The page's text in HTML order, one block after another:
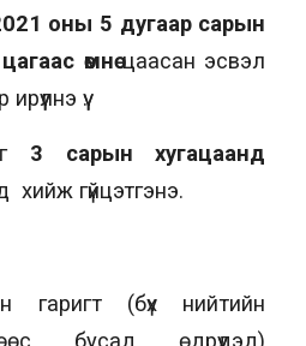
оны 5 дугаар сарын
өмнөцаасан эсвэл
үү.
3 сарын хугацаанд
гүйцэтгэнэ.
(бүх нийтийн
бусад өдрүүдэд)